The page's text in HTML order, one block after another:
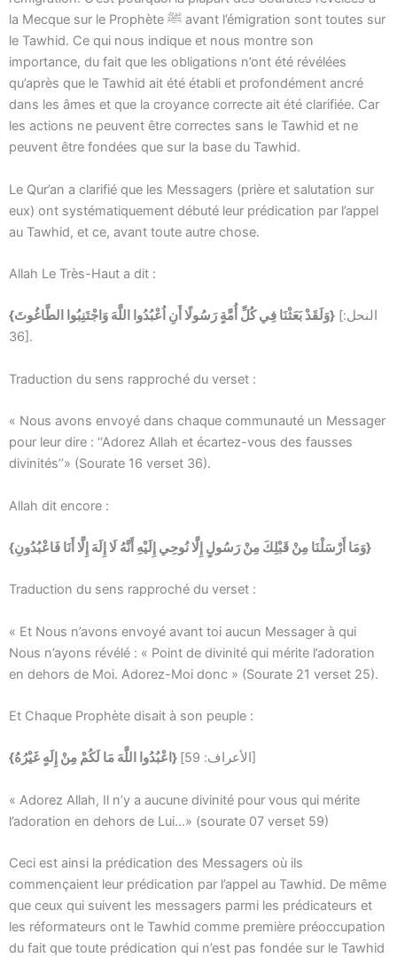
la Mecque sur le Prophète ﷺ avant l’émigration sont toutes sur
le Tawhid. Ce qui nous indique et nous montre son
importance, du fait que les obligations n’ont été révélées
qu’après que le Tawhid ait été établi et profondément ancré
dans les âmes et que la croyance correcte ait été clarifiée. Car
les actions ne peuvent être correctes sans le Tawhid et ne
peuvent être fondées que sur la base du Tawhid.
Le Qur’an a clarifié que les Messagers (prière et salutation sur
eux) ont systématiquement débuté leur prédication par l’appel
au Tawhid, et ce, avant toute autre chose.
Allah Le Très-Haut a dit :
{وَلَقَدْ بَعَثْنَا فِي كُلِّ أُمَّةٍ رَسُولًا أَنِ اُعْبُدُوا اللَّهَ وَاجْتَنِبُوا الطَّاغُوتَ} [النحل:
36].
Traduction du sens rapproché du verset :
« Nous avons envoyé dans chaque communauté un Messager
pour leur dire : ‘‘Adorez Allah et écartez-vous des fausses
divinités’’» (Sourate 16 verset 36).
Allah dit encore :
{وَمَا أَرْسَلْنَا مِنْ قَبْلِكَ مِنْ رَسُولٍ إِلَّا نُوحِي إِلَيْهِ أَنَّهُ لَا إِلَهَ إِلَّا أَنَا فَاعْبُدُونِ}
Traduction du sens rapproché du verset :
« Et Nous n’avons envoyé avant toi aucun Messager à qui
Nous n’ayons révélé : « Point de divinité qui mérite l’adoration
en dehors de Moi. Adorez-Moi donc » (Sourate 21 verset 25).
Et Chaque Prophète disait à son peuple :
{اعْبُدُوا اللَّهَ مَا لَكُمْ مِنْ إِلَهٍ غَيْرُهُ} [الأعراف: 59]
« Adorez Allah, Il n’y a aucune divinité pour vous qui mérite
l’adoration en dehors de Lui…» (sourate 07 verset 59)
Ceci est ainsi la prédication des Messagers où ils
commençaient leur prédication par l’appel au Tawhid. De même
que ceux qui suivent les messagers parmi les prédicateurs et
les réformateurs ont le Tawhid comme première préoccupation
du fait que toute prédication qui n’est pas fondée sur le Tawhid